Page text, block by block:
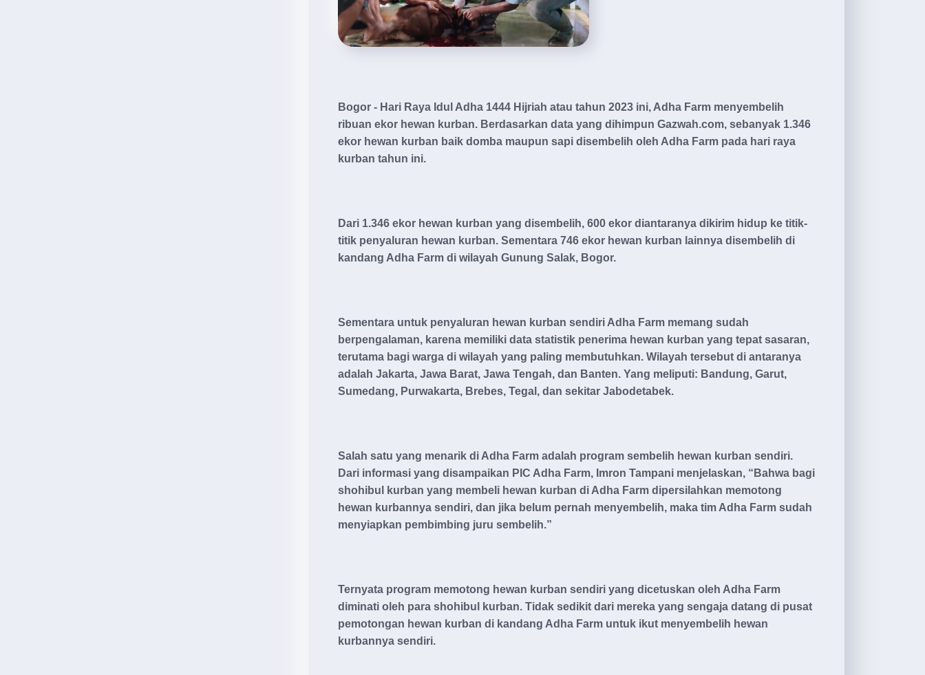
Bogor - Hari Raya Idul Adha 1444 Hijriah atau tahun 2023 ini, Adha Farm menyembelih
ribuan ekor hewan kurban. Berdasarkan data yang dihimpun Gazwah.com, sebanyak 1.346
ekor hewan kurban baik domba maupun sapi disembelih oleh Adha Farm pada hari raya
kurban tahun ini.
Dari 1.346 ekor hewan kurban yang disembelih, 600 ekor diantaranya dikirim hidup ke titik-
titik penyaluran hewan kurban. Sementara 746 ekor hewan kurban lainnya disembelih di
kandang Adha Farm di wilayah Gunung Salak, Bogor.
Sementara untuk penyaluran hewan kurban sendiri Adha Farm memang sudah
berpengalaman, karena memiliki data statistik penerima hewan kurban yang tepat sasaran,
terutama bagi warga di wilayah yang paling membutuhkan. Wilayah tersebut di antaranya
adalah Jakarta, Jawa Barat, Jawa Tengah, dan Banten. Yang meliputi: Bandung, Garut,
Sumedang, Purwakarta, Brebes, Tegal, dan sekitar Jabodetabek.
Salah satu yang menarik di Adha Farm adalah program sembelih hewan kurban sendiri.
Dari informasi yang disampaikan PIC Adha Farm, Imron Tampani menjelaskan, “Bahwa bagi
shohibul kurban yang membeli hewan kurban di Adha Farm dipersilahkan memotong
hewan kurbannya sendiri, dan jika belum pernah menyembelih, maka tim Adha Farm sudah
menyiapkan pembimbing juru sembelih.”
Ternyata program memotong hewan kurban sendiri yang dicetuskan oleh Adha Farm
diminati oleh para shohibul kurban. Tidak sedikit dari mereka yang sengaja datang di pusat
pemotongan hewan kurban di kandang Adha Farm untuk ikut menyembelih hewan
kurbannya sendiri.